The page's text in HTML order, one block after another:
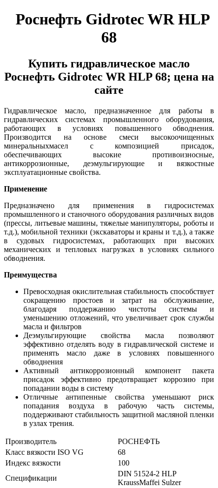
Роснефть Gidrotec WR HLP
68
Купить гидравлическое масло
Роснефть Gidrotec WR HLP 68; цена на
сайте
Гидравлическое масло, предназначенное для работы в
гидравлических системах промышленного оборудования,
работающих в условиях повышенного обводнения.
Производится на основе смеси высокоочищенных
минеральныхмасел с композицией присадок,
обеспечивающих высокие противоизносные,
антикоррозионные, деэмульгирующие и вязкостные
эксплуатационные свойства.
Применение
Предназначено для применения в гидросистемах
промышленного и станочного оборудования различных видов
(прессы, литьевые машины, тяжелые манипуляторы, роботы и
т.д.), мобильной техники (экскаваторы и краны и т.д.), а также
в судовых гидросистемах, работающих при высоких
механических и тепловых нагрузках в условиях сильного
обводнения.
Преимущества
Превосходная окислительная стабильность способствует
сокращению простоев и затрат на обслуживание,
благодаря поддержанию чистоты системы и
уменьшению отложений, что увеличивает срок службы
масла и фильтров
Деэмульгирующие свойства масла позволяют
эффективно отделять воду в гидравлической системе и
применять масло даже в условиях повышенного
обводнения
Активный антикоррозионный компонент пакета
присадок эффективно предотвращает коррозию при
попадании воды в систему
Отличные антипенные свойства уменьшают риск
попадания воздуха в рабочую часть системы,
поддерживают стабильность защитной масляной пленки
в узлах трения.
Производитель
РОСНЕФТЬ
Класс вязкости ISO VG
68
Индекс вязкости
100
Спецификации
DIN 51524-2 HLP
KraussMaffei Sulzer